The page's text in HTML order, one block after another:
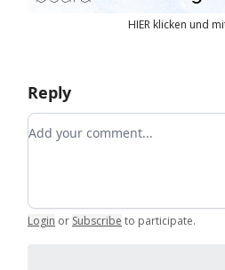
HIER klicken und
Reply
Add your comment
Login or Subscribe to participate.